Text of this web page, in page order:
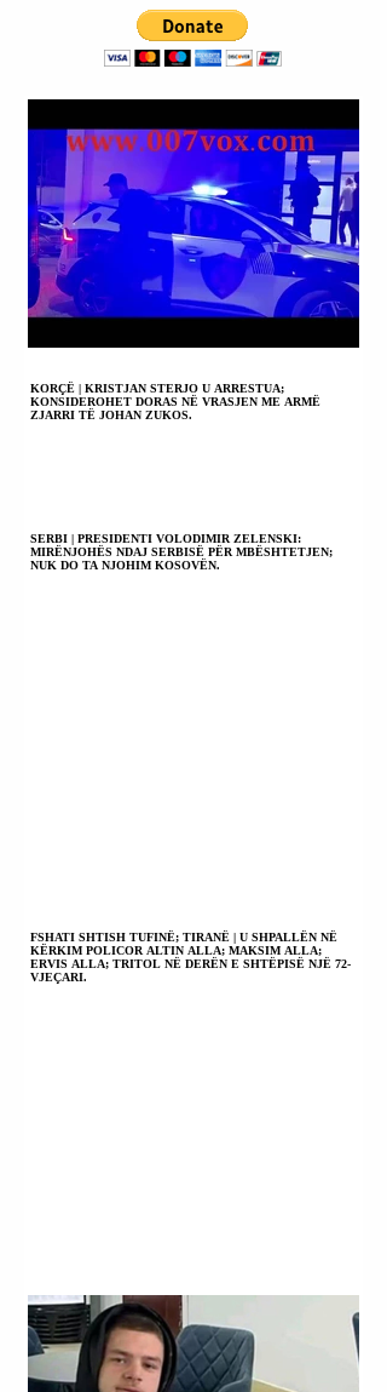
KUNDËRPËRGJIGJEMI.
KORÇË | KRISTJAN STERJO U ARRESTUA;
KONSIDEROHET DORAS NË VRASJEN ME ARMË
ZJARRI TË JOHAN ZUKOS.
SERBI | PRESIDENTI VOLODIMIR ZELENSKI:
MIRËNJOHËS NDAJ SERBISË PËR MBËSHTETJEN;
NUK DO TA NJOHIM KOSOVËN.
FSHATI SHTISH TUFINË; TIRANË | U SHPALLËN NË
KËRKIM POLICOR ALTIN ALLA; MAKSIM ALLA;
ERVIS ALLA; TRITOL NË DERËN E SHTËPISË NJË 72-
VJEÇARI.